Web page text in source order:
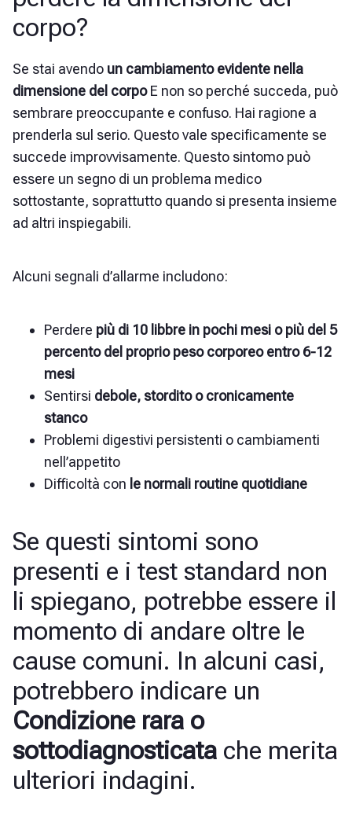
corpo?
Se stai avendo un cambiamento evidente nella
dimensione del corpoE non so perché succeda, può
sembrare preoccupante e confuso. Hai ragione a
prenderla sul serio. Questo vale specificamente se
succede improvvisamente. Questo sintomo può
essere un segno di un problema medico
sottostante, soprattutto quando si presenta insieme
ad altri inspiegabili.
Alcuni segnali d’allarme includono:
Perdere più di 10 libbre in pochi mesi o più del 5
percento del proprio peso corporeo entro 6-12
mesi
Sentirsi debole, stordito o cronicamente
stanco
Problemi digestivi persistenti o cambiamenti
nell’appetito
Difficoltà con le normali routine quotidiane
Se questi sintomi sono
presenti e i test standard non
li spiegano, potrebbe essere il
momento di andare oltre le
cause comuni. In alcuni casi,
potrebbero indicare un
Condizione rara o
sottodiagnosticata che merita
ulteriori indagini.